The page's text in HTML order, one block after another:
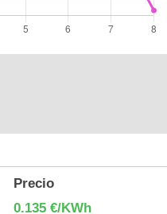
Precio
0.135 €/KWh